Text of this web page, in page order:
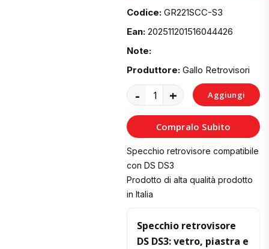
Codice: GR221SCC-S3
Ean: 202511201516044426
Note:
Produttore: Gallo Retrovisori
- + Aggiungi
al
Carrello
Compralo Subito
Specchio retrovisore compatibile
con DS DS3
Prodotto di alta qualità prodotto
in Italia
Specchio retrovisore
DS DS3: vetro, piastra e